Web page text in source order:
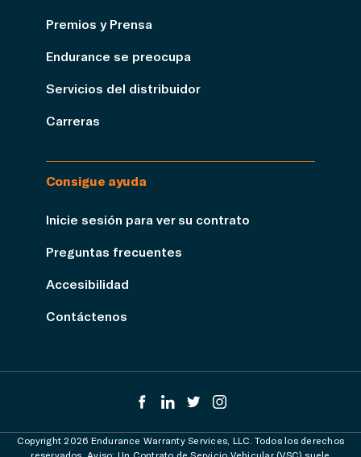
Premios y Prensa
Endurance se preocupa
Servicios del distribuidor
Carreras
Consigue ayuda
Inicie sesión para ver su contrato
Preguntas frecuentes
Accesibilidad
Contáctenos
Copyright 2026 Endurance Warranty Services, LLC. Todos los derechos